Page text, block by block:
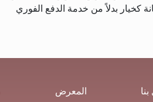
كخيار بدلاً من خدمة الدفع الفوري
المعرض